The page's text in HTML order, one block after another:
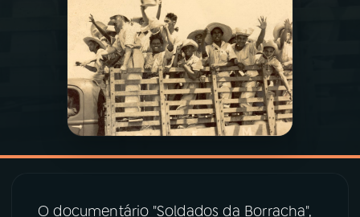
PROGRAMAS
PODCASTS
06VIDEOCASTS
07ÚLTIMAS
O documentário "Soldados da Borracha",